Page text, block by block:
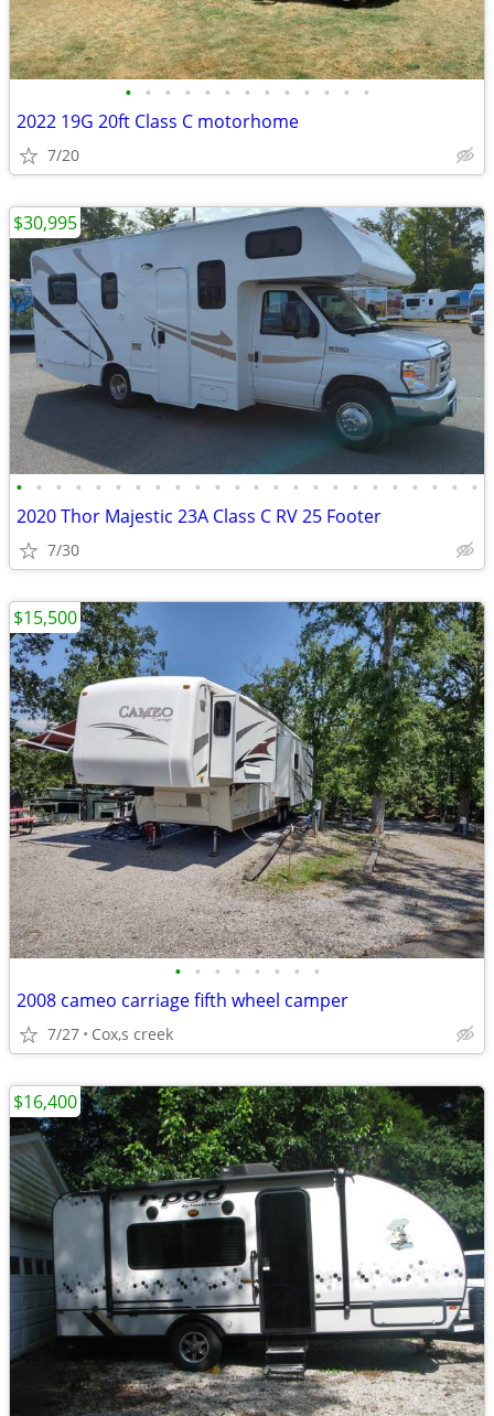
• • • • • • • • • • • • •
2022 19G 20ft Class C motorhome
7/20
• • • • • • • • • • • • • • • • • • • • • • • •
2020 Thor Majestic 23A Class C RV 25 Footer
7/30
$30,995
• • • • • • • •
2008 cameo carriage fifth wheel camper
7/27 Cox,s creek
$15,500
$16,400